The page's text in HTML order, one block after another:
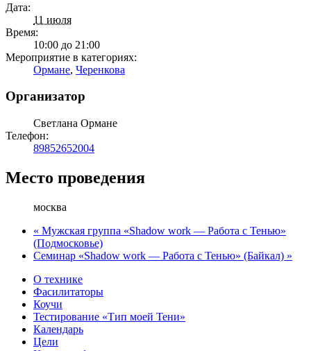
Дата:
11 июля
Время:
10:00 до 21:00
Мероприятие в категориях:
Ормане, Черенкова
Организатор
Светлана Ормане
Телефон:
89852652004
Место проведения
москва
« Мужская группа «Shadow work — Работа с Тенью»
(Подмосковье)
Семинар «Shadow work — Работа с Тенью» (Байкал) »
О технике
Фасилитаторы
Коучи
Тестирование «Тип моей Тени»
Календарь
Цели